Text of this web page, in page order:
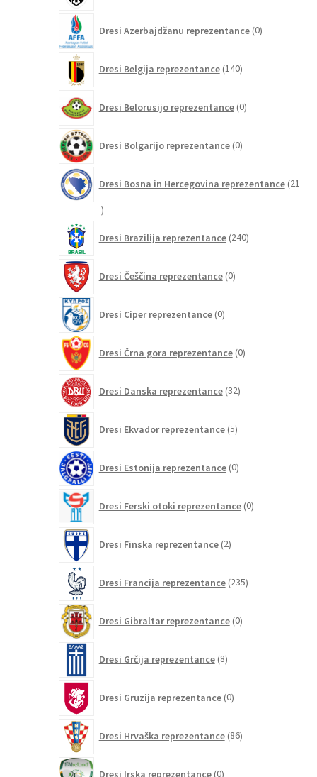
Dresi Azerbajdžanu reprezentance 0izdelkov
Dresi Belgija reprezentance 140izdelkov
Dresi Belorusijo reprezentance 0izdelkov
Dresi Bolgarijo reprezentance 0izdelkov
Dresi Bosna in Hercegovina reprezentance 21
21
Dresi Brazilija reprezentance 240izdelkov
Dresi Češčina reprezentance 0izdelkov
Dresi Ciper reprezentance 0izdelkov
Dresi Črna gora reprezentance 0izdelkov
Dresi Danska reprezentance 32izdelkov
Dresi Ekvador reprezentance 5izdelkov
Dresi Estonija reprezentance 0izdelkov
Dresi Ferski otoki reprezentance 0izdelkov
Dresi Finska reprezentance 2izdelka
Dresi Francija reprezentance 235izdelkov
Dresi Gibraltar reprezentance 0izdelkov
Dresi Grčija reprezentance 8izdelkov
Dresi Gruzija reprezentance 0izdelkov
Dresi Hrvaška reprezentance 86izdelkov
Dresi Irska reprezentance 0